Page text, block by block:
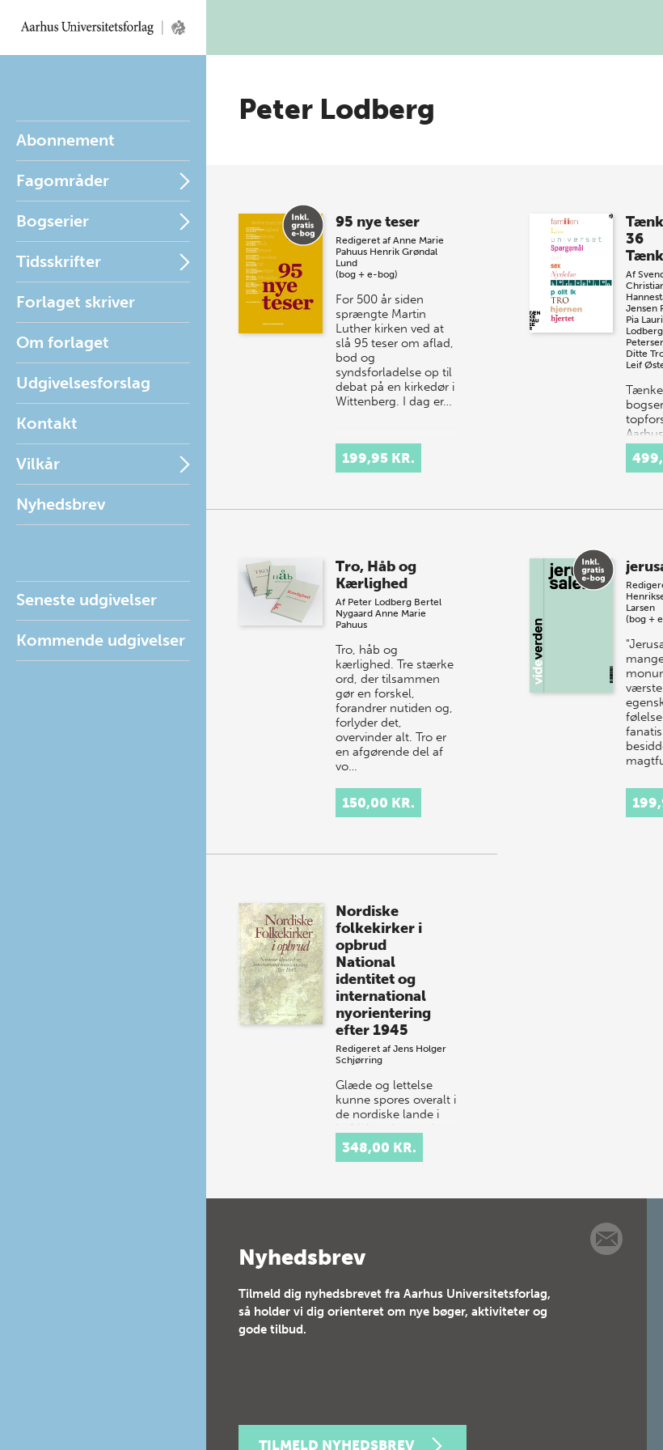
Abonnement
Fagområder
Bogserier
Tidsskrifter
Forlaget skriver
Om forlaget
Udgivelsesforslag
Kontakt
Vilkår
Nyhedsbrev
Seneste udgivelser
Kommende udgivelser
Peter Lodberg
95 nye teser
Redigeret af Anne Marie
Pahuus Henrik Grøndal
Lund
(bog + e-bog)
For 500 år siden
sprængte Martin
Luther kirken ved at
slå 95 teser om aflad,
bod og
syndsforladelse op til
debat på en kirkedør i
Wittenberg. I dag er…
199,95 KR.
36
Af
Jensen
Pia
Lodberg
Ditte
Leif
om
som
Tro, Håb og
Kærlighed
Af Peter Lodberg Bertel
Nygaard Anne Marie
Pahuus
Tro, håb og
kærlighed. Tre stærke
ord, der tilsammen
gør en forskel,
forandrer nutiden og,
forlyder det,
overvinder alt. Tro er
en afgørende del af
vo…
150,00 KR.
Larsen
(bog +
Nordiske
folkekirker i
opbrud
National
identitet og
international
nyorientering
efter 1945
Redigeret af Jens Holger
Schjørring
Glæde og lettelse
kunne spores overalt i
de nordiske lande i
befrielsesdagene i
maj 1945. Der blev
Verde…
348,00 KR.
Nyhedsbrev
Tilmeld dig nyhedsbrevet fra Aarhus Universitetsforlag,
så holder vi dig orienteret om nye bøger, aktiviteter og
gode tilbud.
TILMELD NYHEDSBREV